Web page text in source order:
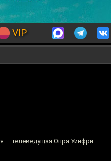
VIP
— телеведущая Опра Уинфри.